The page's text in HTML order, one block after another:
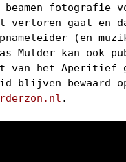
fotografie
verloren gaat en
(en
Mulder kan ook
van het Aperitief
blijven bewaard
.